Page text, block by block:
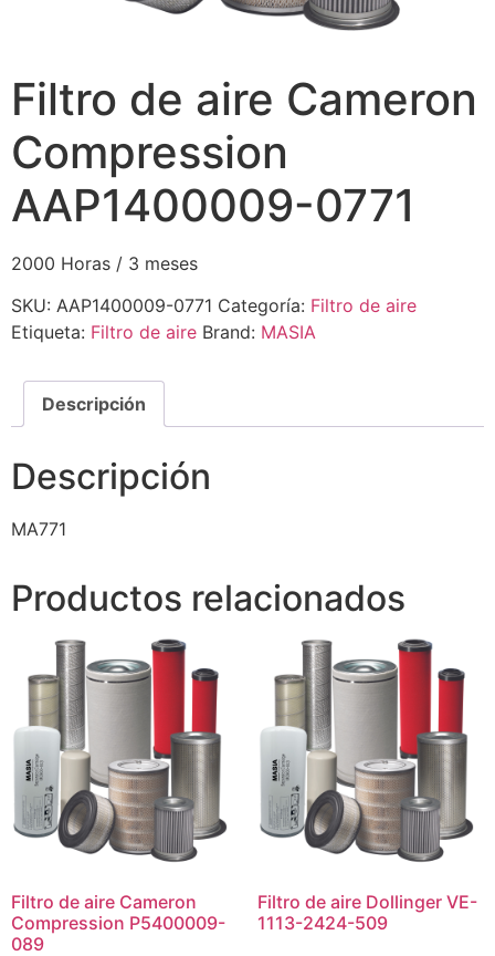
Filtro de aire Cameron
Compression
AAP1400009-0771
2000 Horas / 3 meses
SKU: AAP1400009-0771 Categoría: Filtro de aire
Etiqueta: Filtro de aire Brand: MASIA
Descripción
Descripción
MA771
Productos relacionados
Filtro de aire Cameron
Compression P5400009-
089
Filtro de aire Dollinger VE-
1113-2424-509